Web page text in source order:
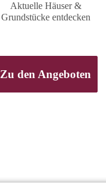
Aktuelle Häuser &
Grundstücke entdecken
Zu den Angeboten